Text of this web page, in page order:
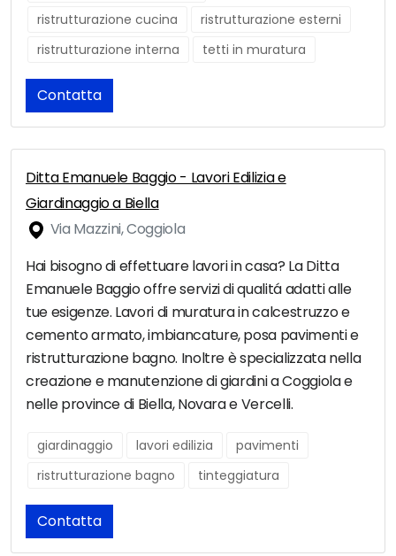
ristrutturazione cucina
ristrutturazione esterni
ristrutturazione interna
tetti in muratura
Contatta
Ditta Emanuele Baggio - Lavori Edilizia e
Giardinaggio a Biella
Via Mazzini, Coggiola
Hai bisogno di effettuare lavori in casa? La Ditta
Emanuele Baggio offre servizi di qualitá adatti alle
tue esigenze. Lavori di muratura in calcestruzzo e
cemento armato, imbiancature, posa pavimenti e
ristrutturazione bagno. Inoltre è specializzata nella
creazione e manutenzione di giardini a Coggiola e
nelle province di Biella, Novara e Vercelli.
giardinaggio lavori edilizia
pavimenti
ristrutturazione bagno
tinteggiatura
Contatta